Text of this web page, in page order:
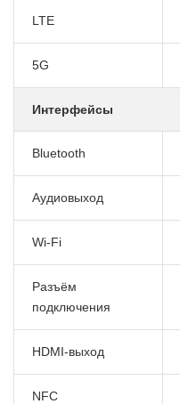
LTE
5G
Интерфейсы
Bluetooth
Аудиовыход
Wi-Fi
Разъём
подключения
HDMI-выход
NFC